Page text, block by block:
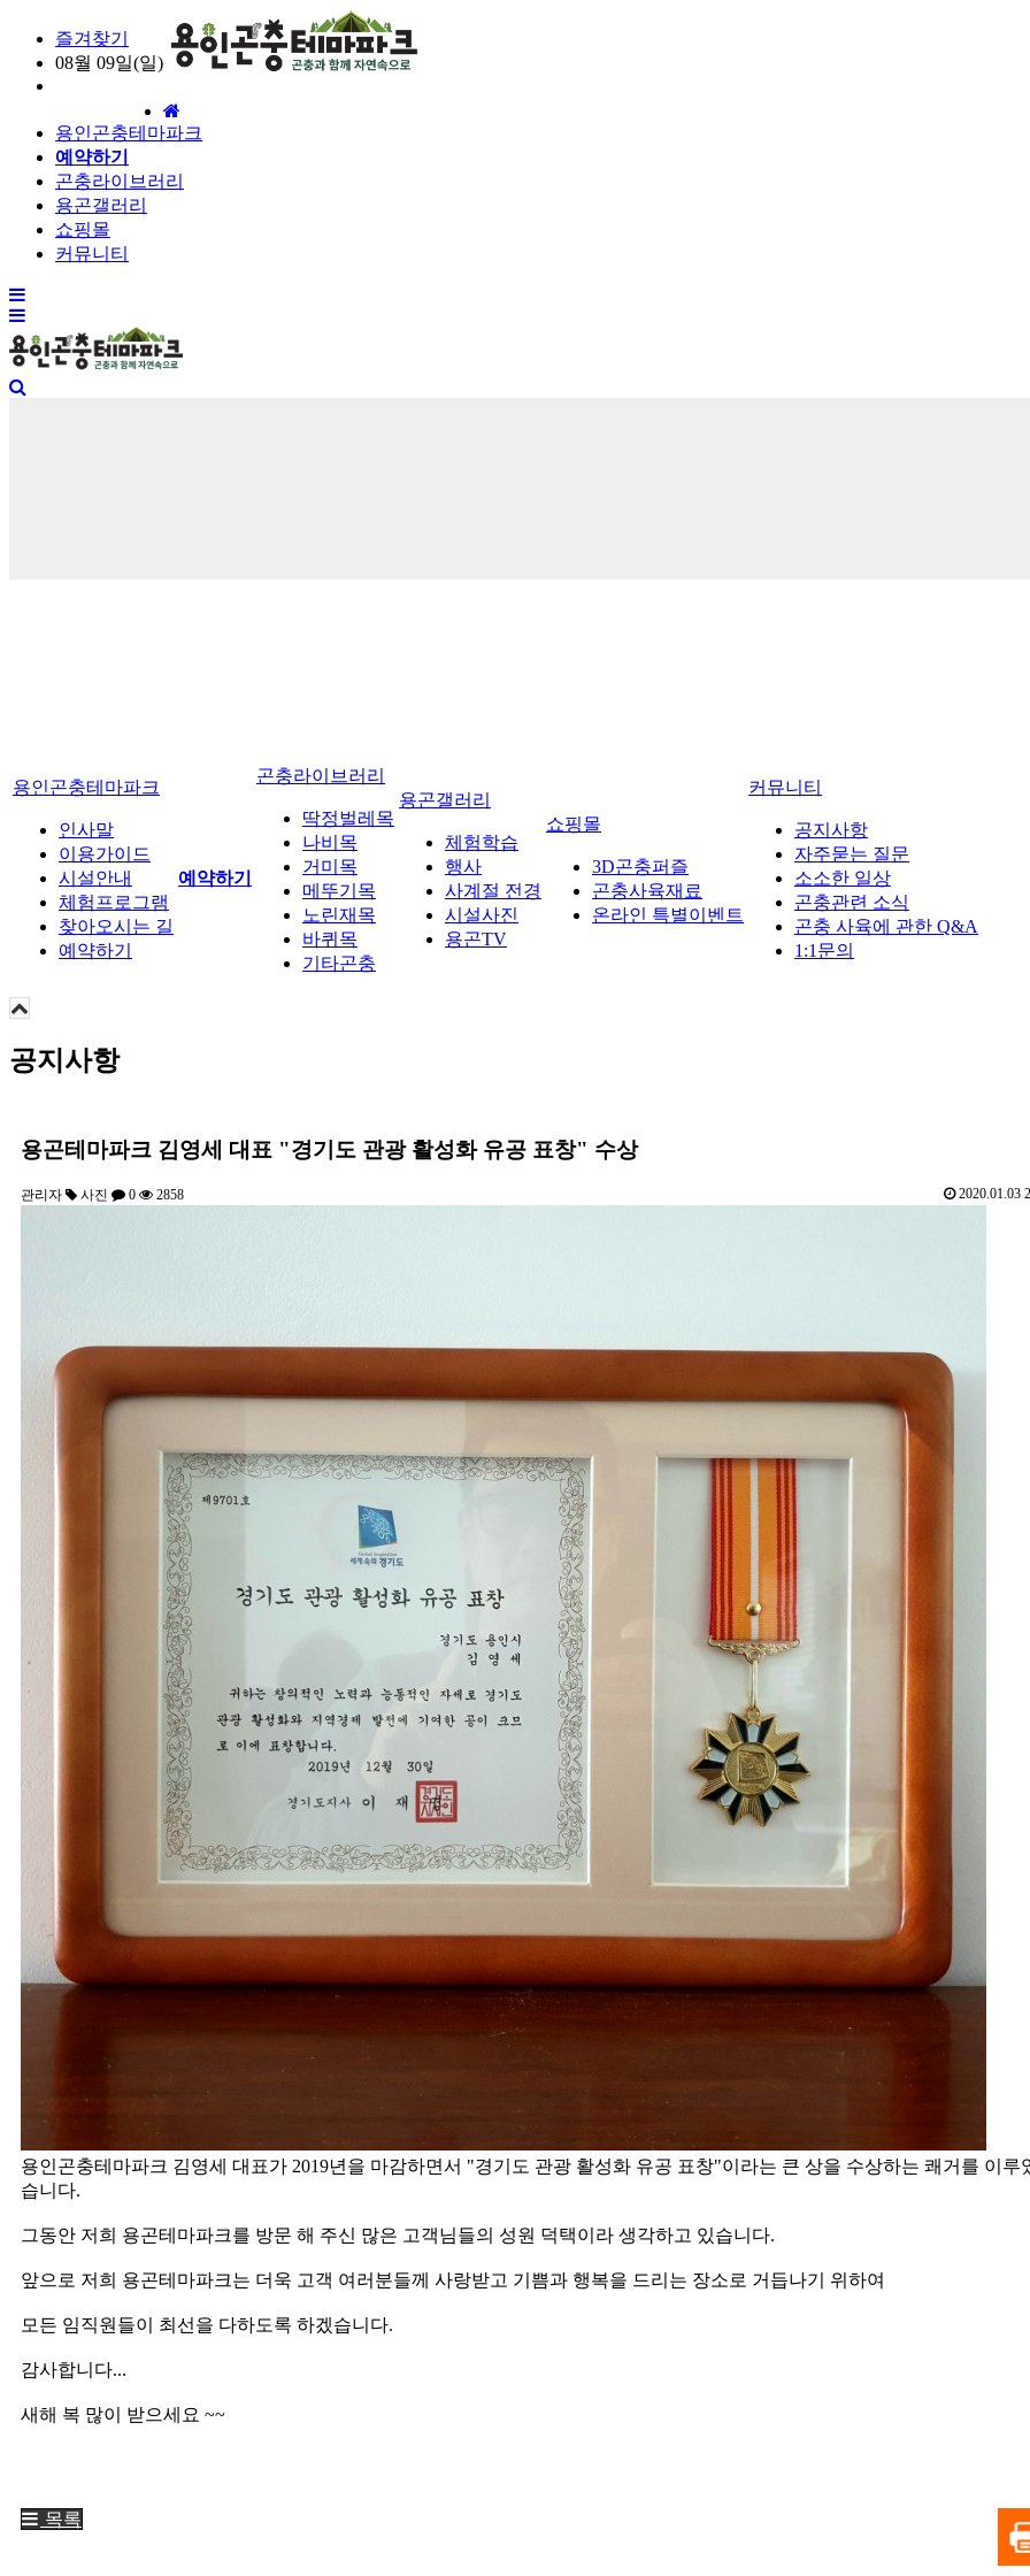
즐겨찾기
08월 09일(일)
으
용인곤충테마파크
예약하기
곤충라이브러리
용곤갤러리
쇼핑몰
커뮤니티
전
체
메
뉴
용인곤충테마파크
인사말
이용가이드
시설안내
체험프로그램
찾아오시는 길
예약하기
예약하기
곤충라이브러리
딱정벌레목
나비목
거미목
메뚜기목
노린재목
바퀴목
기타곤충
용곤갤러리
체험학습
행사
사계절 전경
시설사진
용곤TV
쇼핑몰
3D곤충퍼즐
곤충사육재료
온라인 특별이벤트
커뮤니티
공지사항
자주묻는 질문
소소한 일상
곤충관련 소식
곤충 사육에 관한 Q&A
1:1문의
공지사항
용곤테마파크 김영세 대표 "경기도 관광 활성화 유공 표창" 수상
관리자 사진 0 2858 2020.01.03
용인곤충테마파크 김영세 대표가 2019년을 마감하면서 "경기도 관광 활성화 유공 표창"이라는 큰 상을 수상하는 쾌거를 이루
습니다.
그동안 저희 용곤테마파크를 방문 해 주신 많은 고객님들의 성원 덕택이라 생각하고 있습니다.
앞으로 저희 용곤테마파크는 더욱 고객 여러분들께 사랑받고 기쁨과 행복을 드리는 장소로 거듭나기 위하여
모든 임직원들이 최선을 다하도록 하겠습니다.
감사합니다...
새해 복 많이 받으세요 ~~
목록